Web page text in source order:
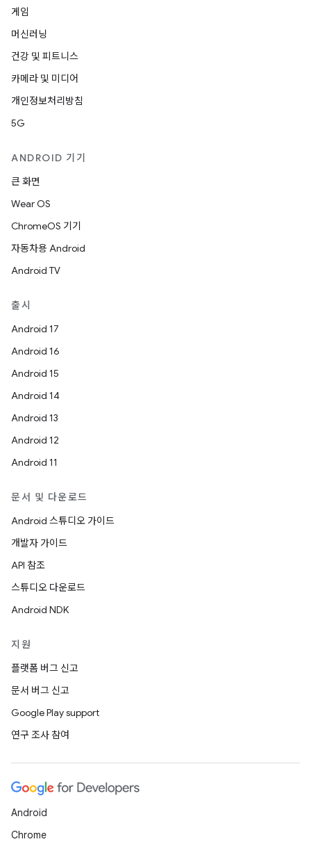
게임
머신러닝
건강 및 피트니스
카메라 및 미디어
개인정보처리방침
5G
ANDROID 기기
큰 화면
Wear OS
ChromeOS 기기
자동차용 Android
Android TV
출시
Android 17
Android 16
Android 15
Android 14
Android 13
Android 12
Android 11
문서 및 다운로드
Android 스튜디오 가이드
개발자 가이드
API 참조
스튜디오 다운로드
Android NDK
지원
플랫폼 버그 신고
문서 버그 신고
Google Play support
연구 조사 참여
Android
Chrome